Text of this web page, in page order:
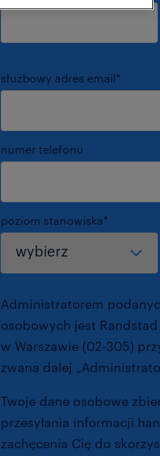
służbowy adres email*
numer telefonu
poziom stanowiska*
Administratorem
osobowych jest
w Warszawie (02-305)
zwana dalej
Twoje dane osobowe
przesyłania informacji
zachęcenia Cię do